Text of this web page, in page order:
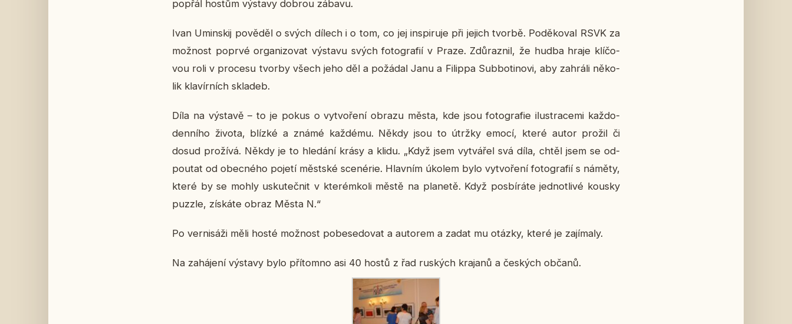
popřál hostům vý­sta­vy dobrou zábavu.
Ivan Umin­skij po­vě­děl o svých dílech i o tom, co jej in­spi­ru­je při jejich tvorbě. Po­dě­ko­val RSVK za
mož­nost poprvé or­ga­ni­zo­vat vý­sta­vu svých fo­to­gra­fií v Praze. Zdů­raz­nil, že hudba hraje klí­čo­
vou roli v pro­ce­su tvorby všech jeho děl a po­žá­dal Janu a Fi­lip­pa Sub­bo­ti­no­vi, aby za­hrá­li ně­ko­
lik kla­vír­ních skla­deb.
Díla na vý­sta­vě – to je pokus o vy­tvo­ře­ní obrazu města, kde jsou fo­to­gra­fie ilu­stra­ce­mi kaž­do­
den­ní­ho života, blízké a známé kaž­dé­mu. Někdy jsou to útržky emocí, které autor prožil či
dosud pro­ží­vá. Někdy je to hle­dá­ní krásy a klidu. „Když jsem vy­tvá­řel svá díla, chtěl jsem se od­
pou­tat od obec­né­ho pojetí měst­ské sce­né­rie. Hlav­ním úkolem bylo vy­tvo­ře­ní fo­to­gra­fií s náměty,
které by se mohly usku­teč­nit v kte­rém­ko­li městě na pla­ne­tě. Když po­sbí­rá­te jed­not­li­vé kousky
puzzle, zís­ká­te obraz Města N.“
Po ver­ni­sá­ži měli hosté mož­nost po­be­se­do­vat a au­to­rem a zadat mu otázky, které je za­jí­ma­ly.
Na za­há­je­ní vý­sta­vy bylo pří­tomno asi 40 hostů z řad rus­kých kra­ja­nů a čes­kých občanů.